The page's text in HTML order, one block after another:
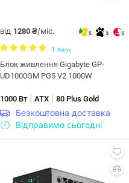
від 1280 ₴/міс. 5 3 5
1 Відгук
Блок живлення Gigabyte GP-
UD1000GM PG5 V2 1000W
1000 Вт| ATX 80 Plus Gold
Безкоштовна доставка
Відправимо сьогодні